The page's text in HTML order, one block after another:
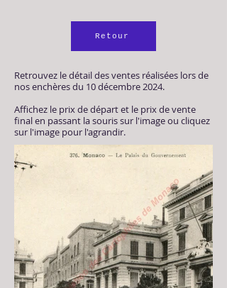
Retour
Retrouvez le détail des ventes réalisées lors de
nos enchères du 10 décembre 2024.
Affichez le prix de départ et le prix de vente
final en passant la souris sur l'image ou cliquez
sur l'image pour l'agrandir.